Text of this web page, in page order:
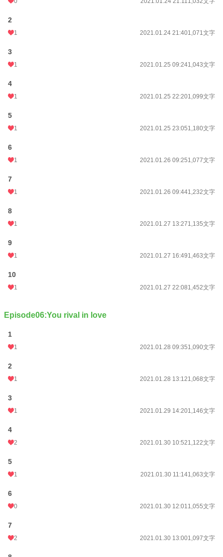
2
1 2021.01.24 21:401,071文字
3
1 2021.01.25 09:241,043文字
4
1 2021.01.25 22:201,099文字
5
1 2021.01.25 23:051,180文字
6
1 2021.01.26 09:251,077文字
7
1 2021.01.26 09:441,232文字
8
1 2021.01.27 13:271,135文字
9
1 2021.01.27 16:491,463文字
10
1 2021.01.27 22:081,452文字
Episode06:You rival in love
1
1 2021.01.28 09:351,090文字
2
1 2021.01.28 13:121,068文字
3
1 2021.01.29 14:201,146文字
4
2 2021.01.30 10:521,122文字
5
1 2021.01.30 11:141,063文字
6
0 2021.01.30 12:011,055文字
7
2 2021.01.30 13:001,097文字